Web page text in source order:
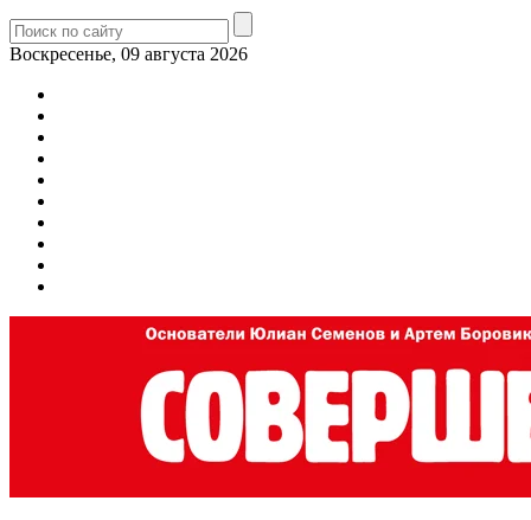
Воскресенье, 09 августа 2026